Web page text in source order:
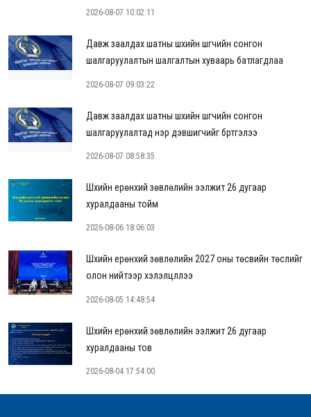
2026-08-07 10:02:11
Давж заалдах шатны шүүхийн шүүгчийн сонгон
шалгаруулалтын шалгалтын хуваарь батлагдлаа
2026-08-07 09:03:22
Давж заалдах шатны шүүхийн шүүгчийн сонгон
шалгаруулалтад нэр дэвшигчийг бүртгэлээ
2026-08-07 08:58:35
Шүүхийн ерөнхий зөвлөлийн ээлжит 26 дугаар
хуралдааны тойм
2026-08-06 18:06:03
Шүүхийн ерөнхий зөвлөлийн 2027 оны төсвийн төслийг
олон нийтээр хэлэлцүүллээ
2026-08-05 14:48:54
Шүүхийн ерөнхий зөвлөлийн ээлжит 26 дугаар
хуралдааны тов
2026-08-04 17:54:00